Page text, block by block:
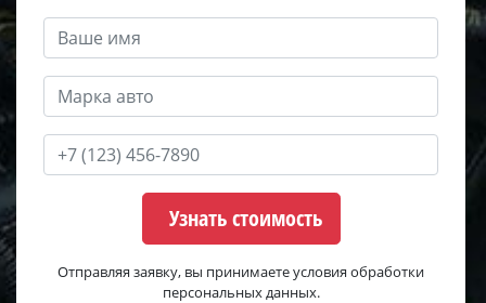
Узнать стоимость
Отправляя заявку, вы принимаете условия обработки
персональных данных.